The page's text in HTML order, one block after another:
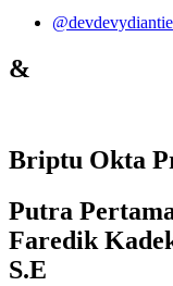
@devdevydiantie
&
Briptu Okta
Putra
Faredik
S.E